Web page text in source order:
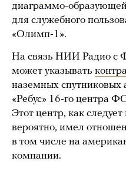
диаграммо-
для служебного
«Олимп-1».
На связь НИИ Радио с
может указывать
наземных спутниковых
«Ребус» 16-го центра
Этот центр, как следует
вероятно, имел
в том числе на
компании.